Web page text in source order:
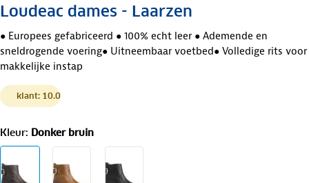
Loudeac dames - Laarzen
● Europees gefabriceerd ● 100% echt leer ● Ademende en
sneldrogende voering● Uitneembaar voetbed● Volledige rits voor
makkelijke instap
klant: 10.0
Kleur: Donker bruin